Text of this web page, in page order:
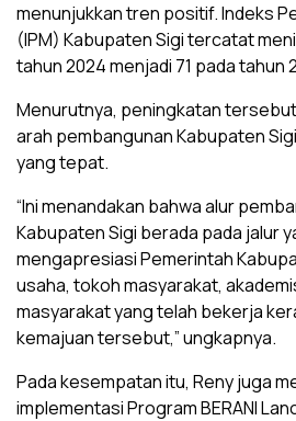
menunjukkan tren positif. Indeks
(IPM) Kabupaten Sigi tercatat
tahun 2024 menjadi 71 pada tahun
Menurutnya, peningkatan
arah pembangunan Kabupaten
yang tepat.
“Ini menandakan bahwa alur
Kabupaten Sigi berada pada jalur
mengapresiasi Pemerintah
usaha, tokoh masyarakat,
masyarakat yang telah bekerja
kemajuan tersebut,” ungkapnya.
Pada kesempatan itu, Reny juga
implementasi Program BERANI